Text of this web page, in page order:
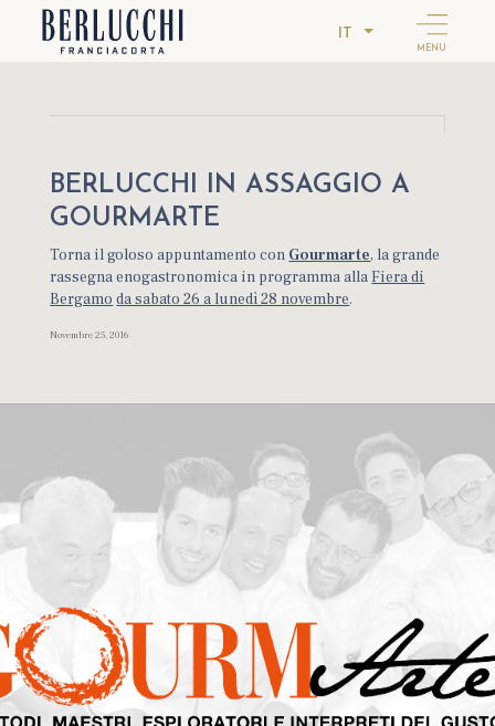
IT
MENU
BERLUCCHI IN ASSAGGIO A
GOURMARTE
Torna il goloso appuntamento con Gourmarte, la grande
rassegna enogastronomica in programma alla Fiera di
Bergamo da sabato 26 a lunedì 28 novembre.
Novembre 25, 2016